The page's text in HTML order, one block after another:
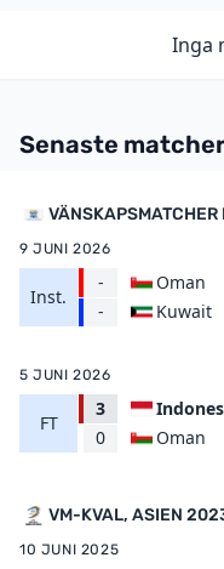
Inga
Senaste
9 JUNI 2026
Inst.
-
-
Oman
Kuwait
5 JUNI 2026
FT
3
0
Oman
VM-KVAL, ASIEN
10 JUNI 2025